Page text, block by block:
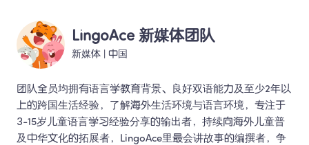
LingoAce 新媒体团队
新媒体 中国
团队全员均拥有语言学教育背景、良好双语能力及至少2年以
上的跨国生活经验，了解海外生活环境与语言环境，专注于
3-15岁儿童语言学习经验分享的输出者，持续向海外儿童普
及中华文化的拓展者，LingoAce里最会讲故事的编撰者，争